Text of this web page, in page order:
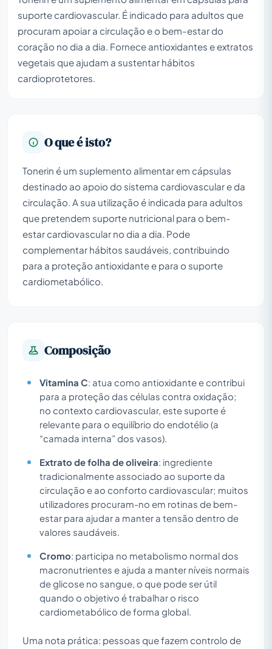
suporte cardiovascular. É indicado para adultos que
procuram apoiar a circulação e o bem-estar do
coração no dia a dia. Fornece antioxidantes e extratos
vegetais que ajudam a sustentar hábitos
cardioprotetores.
O que é isto?
Tonerin é um suplemento alimentar em cápsulas
destinado ao apoio do sistema cardiovascular e da
circulação. A sua utilização é indicada para adultos
que pretendem suporte nutricional para o bem-
estar cardiovascular no dia a dia. Pode
complementar hábitos saudáveis, contribuindo
para a proteção antioxidante e para o suporte
cardiometabólico.
Composição
Vitamina C: atua como antioxidante e contribui
para a proteção das células contra oxidação;
no contexto cardiovascular, este suporte é
relevante para o equilíbrio do endotélio (a
“camada interna” dos vasos).
Extrato de folha de oliveira: ingrediente
tradicionalmente associado ao suporte da
circulação e ao conforto cardiovascular; muitos
utilizadores procuram-no em rotinas de bem-
estar para ajudar a manter a tensão dentro de
valores saudáveis.
Cromo: participa no metabolismo normal dos
macronutrientes e ajuda a manter níveis normais
de glicose no sangue, o que pode ser útil
quando o objetivo é trabalhar o risco
cardiometabólico de forma global.
Uma nota prática: pessoas que fazem controlo de